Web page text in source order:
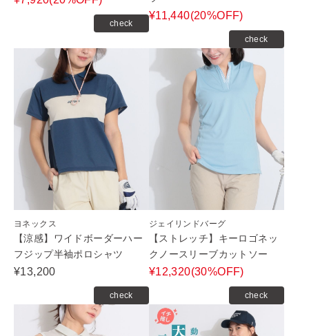
check
¥11,440(20%OFF)
check
ヨネックス
【涼感】ワイドボーダーハー
フジップ半袖ポロシャツ
¥13,200
check
ジェイリンドバーグ
【ストレッチ】キーロゴネッ
クノースリーブカットソー
¥12,320(30%OFF)
check